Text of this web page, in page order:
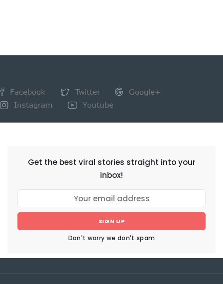
Facebook Twitter
Google+
Instagram
Youtube
Get the best viral stories straight into your
inbox!
SIGN UP
Don't worry we don't spam